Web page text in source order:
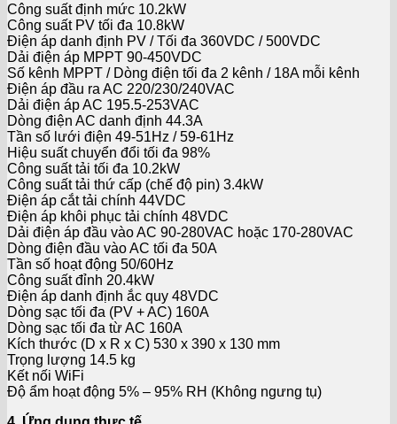
Công suất định mức 10.2kW
Công suất PV tối đa 10.8kW
Điện áp danh định PV / Tối đa 360VDC / 500VDC
Dải điện áp MPPT 90-450VDC
Số kênh MPPT / Dòng điện tối đa 2 kênh / 18A mỗi kênh
Điện áp đầu ra AC 220/230/240VAC
Dải điện áp AC 195.5-253VAC
Dòng điện AC danh định 44.3A
Tần số lưới điện 49-51Hz / 59-61Hz
Hiệu suất chuyển đổi tối đa 98%
Công suất tải tối đa 10.2kW
Công suất tải thứ cấp (chế độ pin) 3.4kW
Điện áp cắt tải chính 44VDC
Điện áp khôi phục tải chính 48VDC
Dải điện áp đầu vào AC 90-280VAC hoặc 170-280VAC
Dòng điện đầu vào AC tối đa 50A
Tần số hoạt động 50/60Hz
Công suất đỉnh 20.4kW
Điện áp danh định ắc quy 48VDC
Dòng sạc tối đa (PV + AC) 160A
Dòng sạc tối đa từ AC 160A
Kích thước (D x R x C) 530 x 390 x 130 mm
Trọng lượng 14.5 kg
Kết nối WiFi
Độ ẩm hoạt động 5% – 95% RH (Không ngưng tụ)